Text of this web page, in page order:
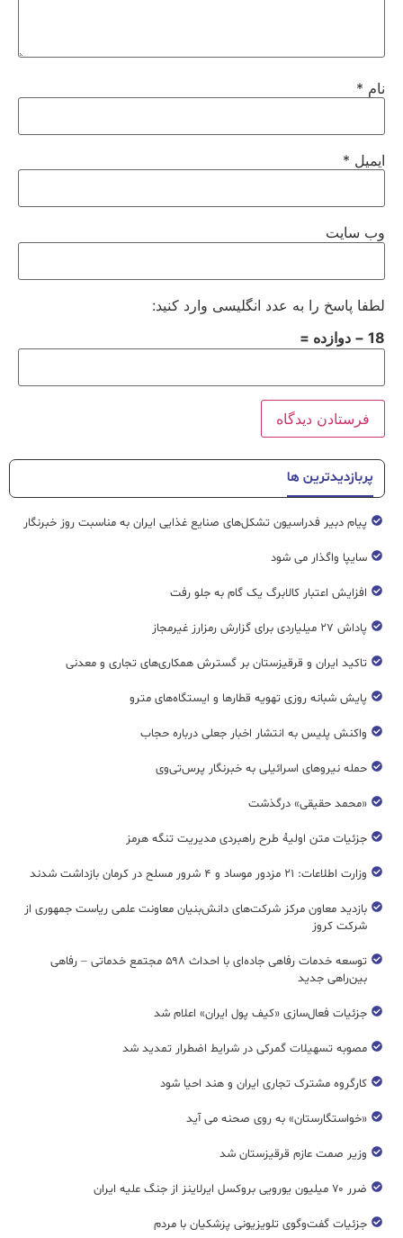
نام *
ایمیل *
وب‌ سایت
لطفا پاسخ را به عدد انگلیسی وارد کنید:
18 − دوازده =
پربازدیدترین ها
پیام دبیر فدراسیون تشکل‌های صنایع غذایی ایران به مناسبت روز خبرنگار
سایپا واگذار می شود
افزایش اعتبار کالابرگ یک گام به جلو رفت
پاداش ۲۷ میلیاردی برای گزارش رمزارز غیرمجاز
تاکید ایران و قرقیزستان بر گسترش همکاری‌های تجاری و معدنی
پایش شبانه روزی تهویه قطار‌ها و ایستگاه‌های مترو
واکنش پلیس به انتشار اخبار جعلی درباره حجاب
حمله نیروهای اسرائیلی به خبرنگار پرس‌تی‌وی
«محمد حقیقی» درگذشت
جزئیات متن اولیۀ طرح راهبردی مدیریت تنگه هرمز
وزارت اطلاعات: ۲۱ مزدور موساد و ۴ شرور مسلح در کرمان بازداشت شدند
بازدید معاون مرکز شرکت‌های دانش‌بنیان معاونت علمی ریاست جمهوری از
شرکت کروز
توسعه خدمات رفاهی جاده‌ای با احداث ۵۹۸ مجتمع خدماتی – رفاهی
بین‌راهی جدید
جزئیات فعال‌سازی «کیف پول ایران» اعلام شد
مصوبه تسهیلات گمرکی در شرایط اضطرار تمدید شد
کارگروه مشترک تجاری ایران و هند احیا شود
«خواستگارستان» به روی صحنه می آید
وزیر صمت عازم قرقیزستان شد
ضرر ۷۰ میلیون یورویی بروکسل ایرلاینز از جنگ علیه ایران
جزئیات گفت‌وگوی تلویزیونی پزشکیان با مردم